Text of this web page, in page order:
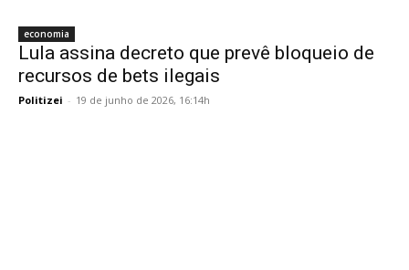
economia
Lula assina decreto que prevê bloqueio de
recursos de bets ilegais
Politizei - 19 de junho de 2026, 16:14h